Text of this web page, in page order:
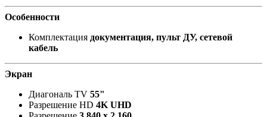
Особенности
Комплектация документация, пульт ДУ, сетевой
кабель
Экран
Диагональ TV 55"
Разрешение HD 4K UHD